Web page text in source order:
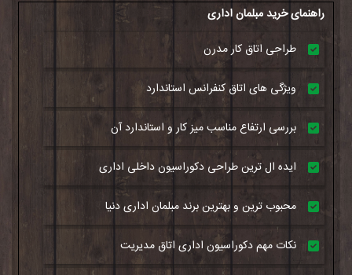
راهنمای خرید مبلمان اداری
طراحی اتاق کار مدرن
ویژگی های اتاق کنفرانس استاندارد
بررسی ارتفاع مناسب میز کار و استاندارد آن
ایده ال ترین طراحی دکوراسیون داخلی اداری
محبوب ترین و بهترین برند مبلمان اداری دنیا
نکات مهم دکوراسیون اداری اتاق مدیریت